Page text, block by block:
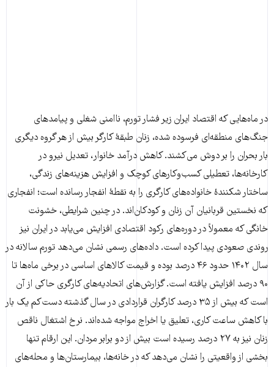
در ماه‌هایی که اقتصاد ایران زیر فشار تورم، ناامنی شغلی و پیامدهای
جنگ‌های منطقه‌ای فرسوده شده، زنان طبقهٔ کارگر بیش از هر گروه دیگری
بار بحران را بر دوش می‌کشند. کاهش درآمد خانوار، تعدیل نیرو در
کارخانه‌ها، تعطیلی کسب‌وکارهای کوچک و افزایش هزینه‌های زندگی،
ساختار شکنندهٔ خانواده‌های کارگری را به نقطهٔ انفجار رسانده است؛ انفجاری
که نخستین قربانیان آن زنان و کودکان‌اند. در چنین شرایطی، خشونت
خانگی که معمولاً در دوره‌های رکود اقتصادی افزایش می‌یابد در ایران نیز
روندی صعودی پیدا کرده است. داده‌های رسمی نشان می‌دهد تورم سالانه در
سال ۱۴۰۲ حدود ۴۶ درصد بوده و قیمت کالاهای اساسی در برخی ماه‌ها تا
۹۰ درصد افزایش یافته است. گزارش‌های اتحادیه‌های کارگری حاکی از آن
است که بیش از ۳۵ درصد کارگران قراردادی در سال گذشته دست‌کم یک بار
با کاهش ساعت کاری، تعلیق یا اخراج مواجه شده‌اند. نرخ اشتغال ناقص
زنان نیز به ۲۷ درصد رسیده است بیش از دو برابر مردان. این ارقام تنها
بخشی از واقعیتی را نشان می‌دهد که در خانه‌ها، بیمارستان‌ها و محله‌های